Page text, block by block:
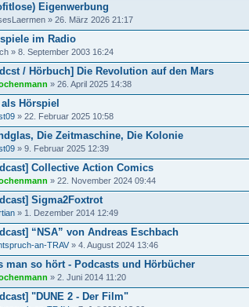
Eigenwerbung
» 26. März 2026 21:17
im Radio
» 8. September 2003 16:24
/ Hörbuch] Die Revolution auf den Mars
» 26. April 2025 14:38
als Hörspiel
» 22. Februar 2025 10:58
Die Zeitmaschine, Die Kolonie
» 9. Februar 2025 12:39
Collective Action Comics
» 22. November 2024 09:44
Sigma2Foxtrot
» 1. Dezember 2014 12:49
“NSA” von Andreas Eschbach
an-TRAV » 4. August 2024 13:46
man so hört - Podcasts und Hörbücher
» 2. Juni 2014 11:20
"DUNE 2 - Der Film"